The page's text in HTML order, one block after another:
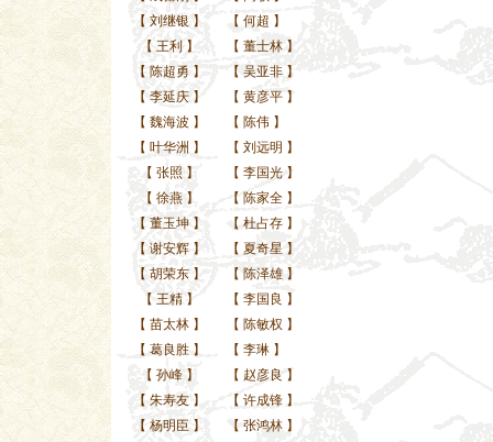
【 刘继银 】 【 何超 】
【 王利 】 【 董士林 】
【 陈超勇 】 【 吴亚非 】
【 李延庆】 【 黄彦平 】
【 魏海波 】 【 陈伟 】
【 叶华洲 】 【 刘远明 】
【 张照 】 【 李国光 】
【 徐燕】 【 陈家全 】
【 董玉坤】 【 杜占存 】
【 谢安辉】 【 夏奇星 】
【 胡荣东】 【 陈泽雄 】
【 王精】 【 李国良 】
【 苗太林】 【 陈敏权 】
【 葛良胜】 【 李琳 】
【 孙峰】 【 赵彦良 】
【 朱寿友】 【 许成锋 】
【 杨明臣 】 【 张鸿林 】